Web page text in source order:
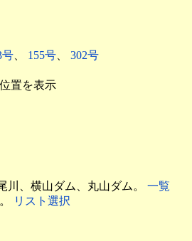
号、 155号、 302号
置を表示
川、横山ダム、丸山ダム。 一覧
リスト選択